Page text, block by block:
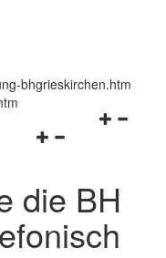
bhgrieskirchen.htm
Navigationsmenü
schließen
die BH